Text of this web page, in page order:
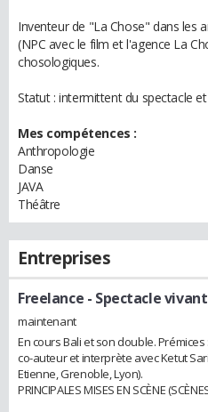
Inventeur de "La Chose" dans les
(NPC avec le film et l'agence La
chosologiques.
Statut : intermittent du spectacle
Mes compétences :
Anthropologie
Danse
JAVA
Théâtre
Entreprises
Freelance - Spectacle
maintenant
En cours Bali et son double.
co-auteur et interprète avec Ketut
Etienne, Grenoble, Lyon).
PRINCIPALES MISES EN SCÈNE